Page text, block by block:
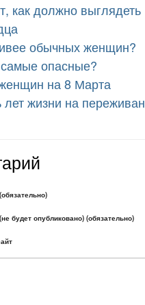
как должно выглядеть
обычных женщин?
опасные?
на 8 Марта
жизни на
будет опубликовано) (обязательно)